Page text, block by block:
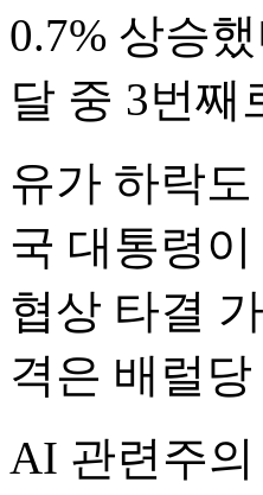
0.7% 상승
달 중 3번째
유가 하락
국 대통령
협상 타결
격은 배럴
AI 관련주